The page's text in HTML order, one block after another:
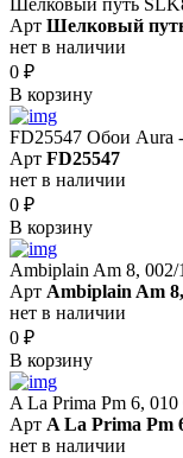
Арт Шелковый
нет в наличии
0 ₽
В корзину
FD25547 Обои Aura
Арт FD25547
нет в наличии
0 ₽
В корзину
Ambiplain Am 8,
Арт Ambiplain Am
нет в наличии
0 ₽
В корзину
A La Prima Pm 6,
Арт A La Prima Pm
нет в наличии